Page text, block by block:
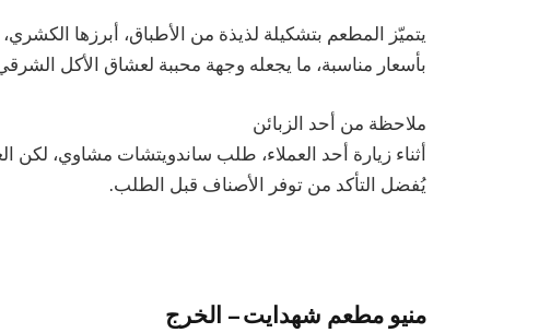
يتميّز المطعم بتشكيلة لذيذة من الأطباق، أبرزها
بأسعار مناسبة، ما يجعله وجهة محببة لعشاق الأكل
ملاحظة من أحد الزبائن
أثناء زيارة أحد العملاء، طلب ساندويتشات مشاوي، لكن
يُفضل التأكد من توفر الأصناف قبل الطلب.
منيو مطعم شهدايت – الخرج